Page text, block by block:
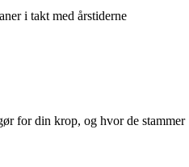
i takt med årstiderne
for din krop, og hvor de stammer